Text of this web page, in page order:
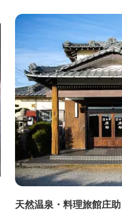
天然温泉・料理旅館庄助